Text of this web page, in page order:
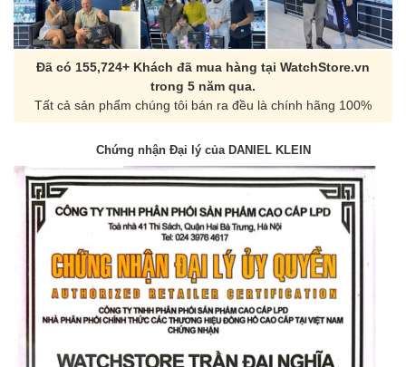
Đã có 155,724+ Khách đã mua hàng tại WatchStore.vn
trong 5 năm qua.
Tất cả sản phẩm chúng tôi bán ra đều là chính hãng 100%
Chứng nhận Đại lý của DANIEL KLEIN